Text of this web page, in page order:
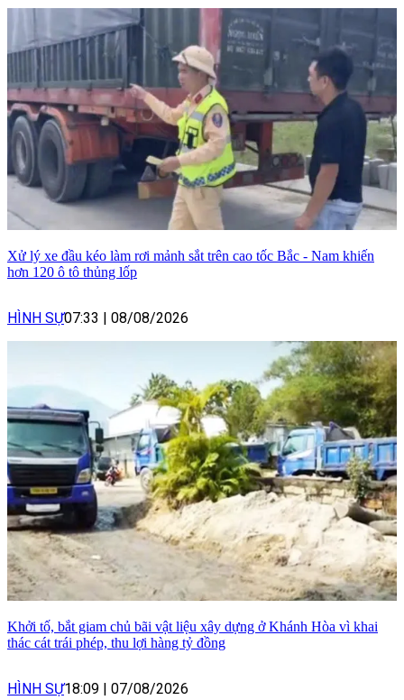
Xử lý xe đầu kéo làm rơi mảnh sắt trên cao tốc Bắc - Nam khiến
hơn 120 ô tô thủng lốp
HÌNH SỰ07:33 | 08/08/2026
Khởi tố, bắt giam chủ bãi vật liệu xây dựng ở Khánh Hòa vì khai
thác cát trái phép, thu lợi hàng tỷ đồng
HÌNH SỰ18:09 | 07/08/2026